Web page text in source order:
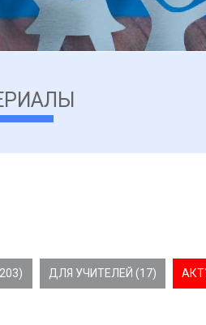
ДЛЯ УЧИТЕЛЕЙ (17)